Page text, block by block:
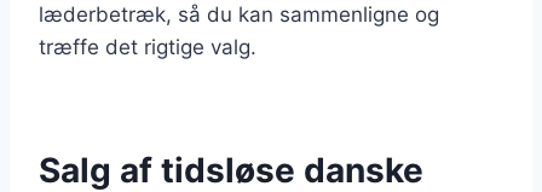
læderbetræk, så du kan sammenligne og
træffe det rigtige valg.
Salg af tidsløse danske